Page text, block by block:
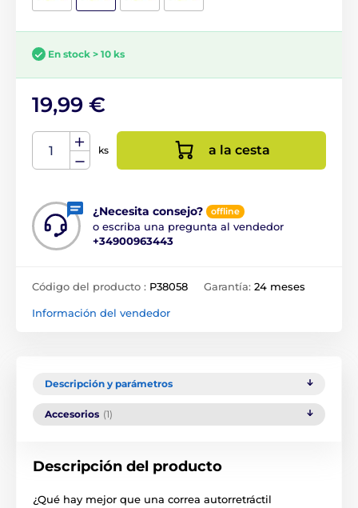
En stock > 10 ks
19,99 €
ks a la cesta
¿Necesita consejo? offline
o escriba una pregunta al vendedor
+34900963443
Código del producto : P38058 Garantía: 24 meses
Información del vendedor
Descripción y parámetros
Accesorios (1)
Descripción del producto
¿Qué hay mejor que una correa autorretráctil